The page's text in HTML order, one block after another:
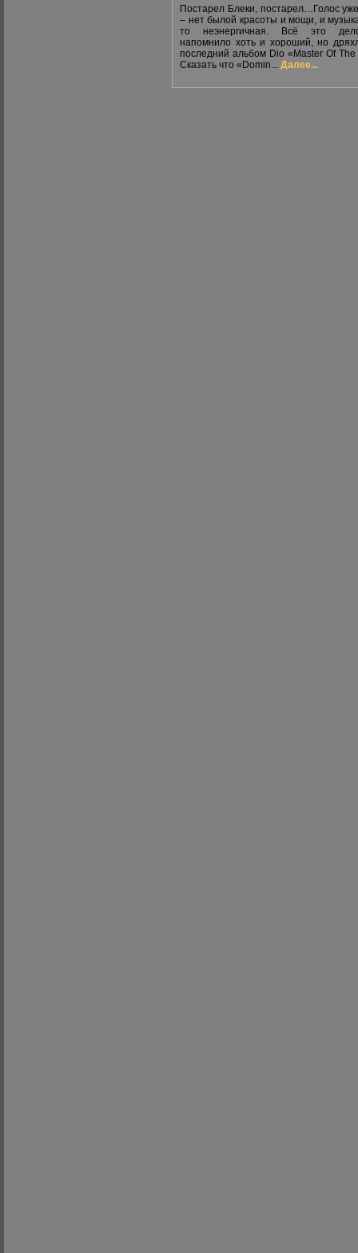
Постарел Блеки, постарел…Голос
– нет былой красоты и мощи, и
то неэнергичная. Всё это
напомнило хоть и хороший, но
последний альбом Dio «Master Of The
Сказать что «Domin... Далее...